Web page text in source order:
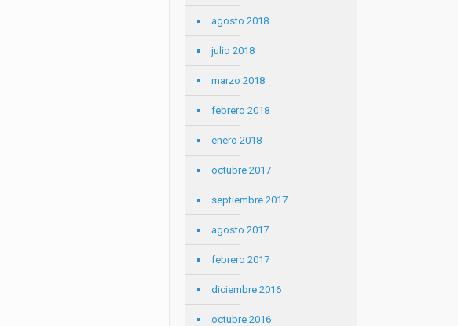
agosto 2018
julio 2018
marzo 2018
febrero 2018
enero 2018
octubre 2017
septiembre 2017
agosto 2017
febrero 2017
diciembre 2016
octubre 2016